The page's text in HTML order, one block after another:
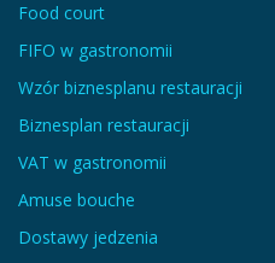
Food court
FIFO w gastronomii
Wzór biznesplanu restauracji
Biznesplan restauracji
VAT w gastronomii
Amuse bouche
Dostawy jedzenia